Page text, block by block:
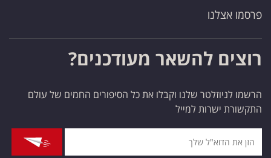
פרסמו אצלנו
רוצים להשאר מעודכנים?
הרשמו לניוזלטר שלנו וקבלו את כל הסיפורים החמים של עולם
התקשורת ישרות למייל